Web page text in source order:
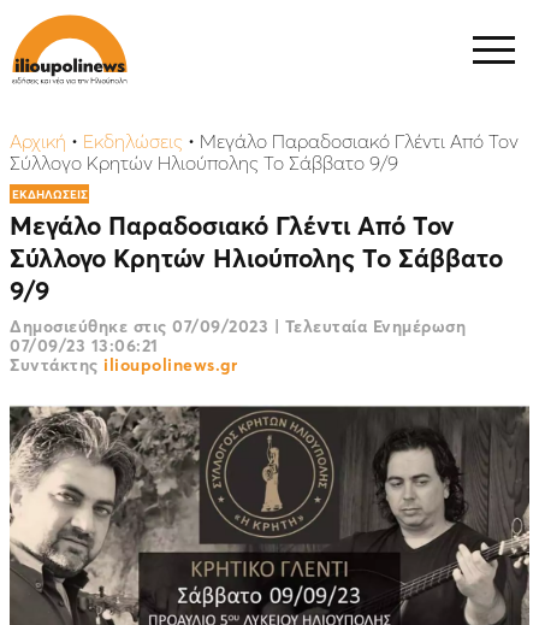
Αρχική • Εκδηλώσεις • Μεγάλο Παραδοσιακό Γλέντι Από Τον
Σύλλογο Κρητών Ηλιούπολης Το Σάββατο 9/9
ΕΚΔΗΛΩΣΕΙΣ
Μεγάλο Παραδοσιακό Γλέντι Από Τον
Σύλλογο Κρητών Ηλιούπολης Το Σάββατο
9/9
Δημοσιεύθηκε στις 07/09/2023 | Τελευταία Ενημέρωση
07/09/23 13:06:21
Συντάκτης ilioupolinews.gr